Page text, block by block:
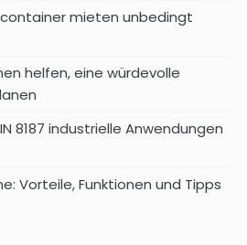
mieten unbedingt
helfen, eine würdevolle
8187 industrielle Anwendungen
Vorteile, Funktionen und Tipps